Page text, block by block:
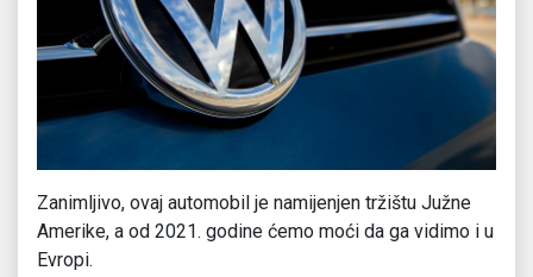
Zanimljivo, ovaj automobil je namijenjen tržištu Južne
Amerike, a od 2021. godine ćemo moći da ga vidimo i u
Evropi.